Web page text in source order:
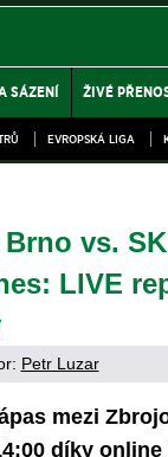
SÁZENÍ ŽIVÉ
EVROPSKÁ LIGA
vs.
LIVE
Petr Luzar
mezi
díky